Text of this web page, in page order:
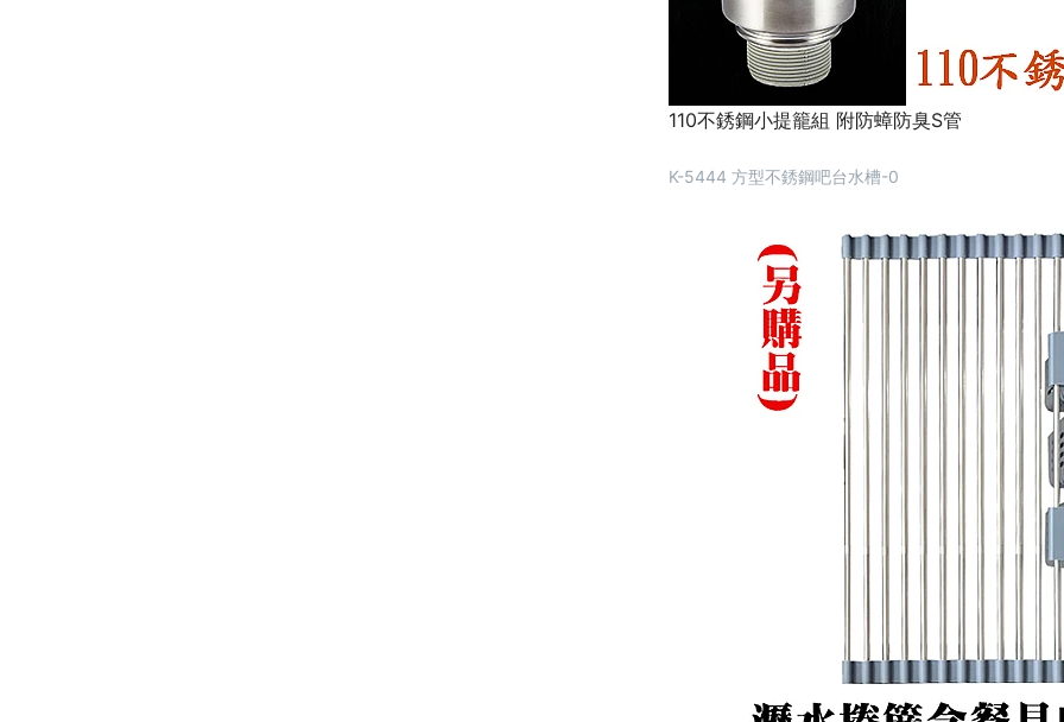
110不銹鋼小提籠組 附防蟑防臭S管
K-5444 方型不銹鋼吧台水槽-0